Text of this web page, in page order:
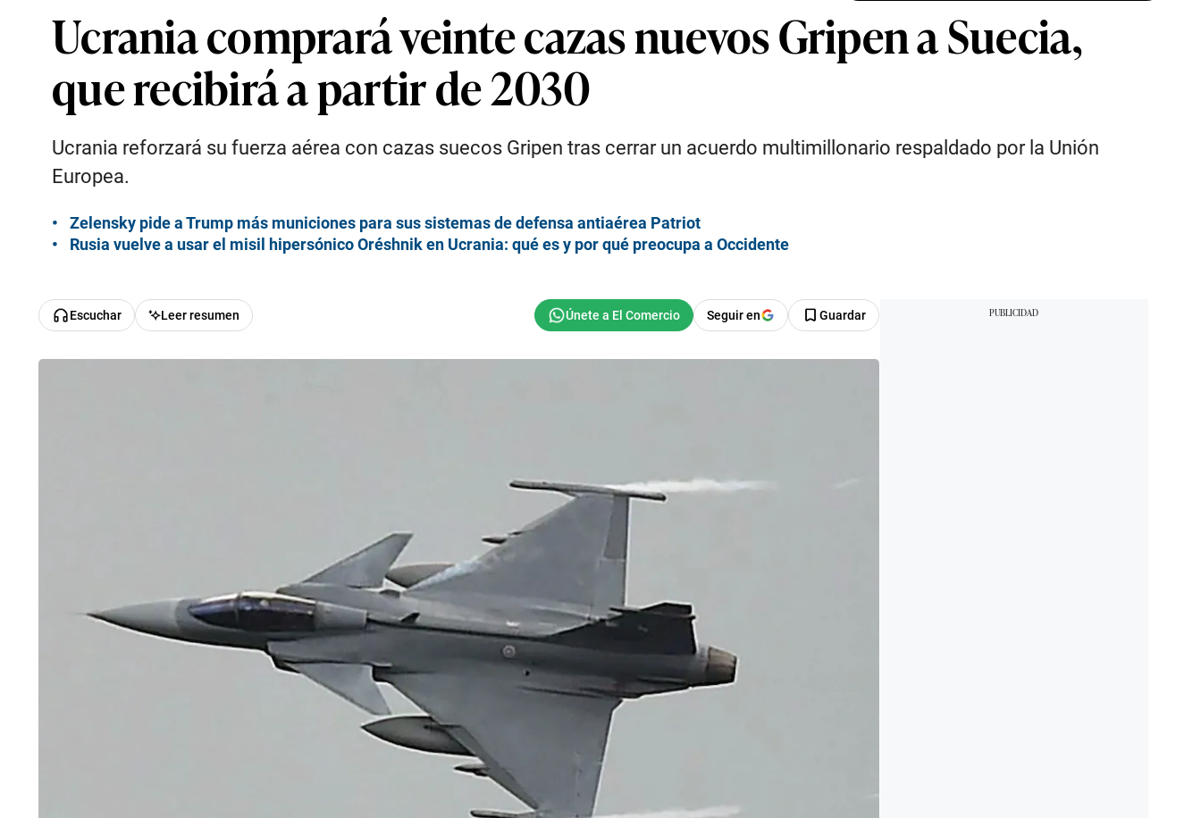
Ucrania comprará veinte cazas nuevos Gripen a Suecia,
que recibirá a partir de 2030
Ucrania reforzará su fuerza aérea con cazas suecos Gripen tras cerrar un acuerdo multimillonario respaldado por la Unión
Europea.
Zelensky pide a Trump más municiones para sus sistemas de defensa antiaérea Patriot
Rusia vuelve a usar el misil hipersónico Oréshnik en Ucrania: qué es y por qué preocupa a Occidente
Escuchar Leer resumen Seguir en Guardar